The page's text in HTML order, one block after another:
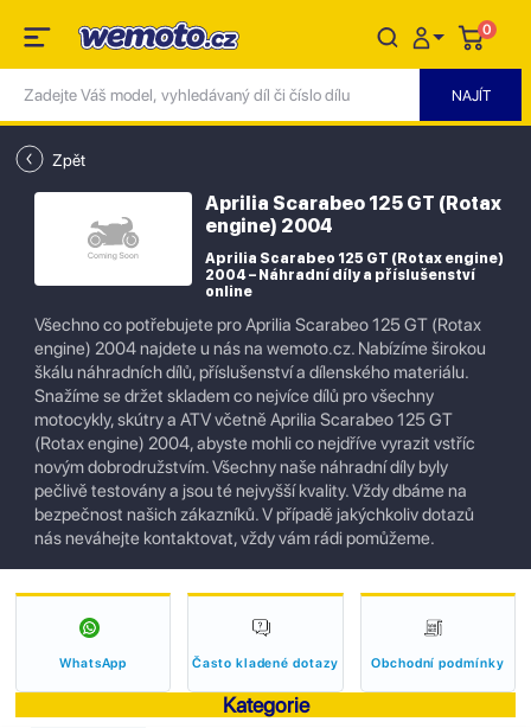
0
Zpět
Aprilia Scarabeo 125 GT (Rotax
engine) 2004
Aprilia Scarabeo 125 GT (Rotax engine)
2004 – Náhradní díly a příslušenství
online
Všechno co potřebujete pro Aprilia Scarabeo 125 GT (Rotax
engine) 2004 najdete u nás na wemoto.cz. Nabízíme širokou
škálu náhradních dílů, příslušenství a dílenského materiálu.
Snažíme se držet skladem co nejvíce dílů pro všechny
motocykly, skútry a ATV včetně Aprilia Scarabeo 125 GT
(Rotax engine) 2004, abyste mohli co nejdříve vyrazit vstříc
novým dobrodružstvím. Všechny naše náhradní díly byly
pečlivě testovány a jsou té nejvyšší kvality. Vždy dbáme na
bezpečnost našich zákazníků. V případě jakýchkoliv dotazů
nás neváhejte kontaktovat, vždy vám rádi pomůžeme.
WhatsApp Často kladené dotazy Obchodní podmínky
Kategorie